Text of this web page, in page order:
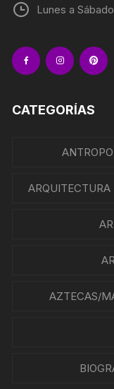
Lunes a
CATEGORÍAS
AZTECAS/